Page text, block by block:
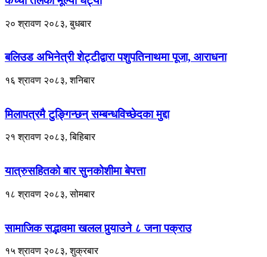
२० श्रावण २०८३, बुधबार
बलिउड अभिनेत्री शेट्टीद्वारा पशुपतिनाथमा पूजा, आराधना
१६ श्रावण २०८३, शनिबार
मिलापत्रमै टुङ्गिन्छन् सम्बन्धविच्छेदका मुद्दा
२१ श्रावण २०८३, बिहिबार
यात्रुसहितको बार सुनकोशीमा बेपत्ता
१८ श्रावण २०८३, सोमबार
सामाजिक सद्भावमा खलल पुर्‍याउने ८ जना पक्राउ
१५ श्रावण २०८३, शुक्रबार